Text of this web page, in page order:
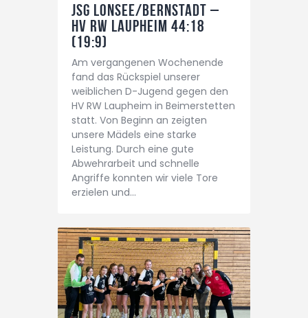
JSG Lonsee/Bernstadt –
HV RW Laupheim 44:18
(19:9)
Am vergangenen Wochenende
fand das Rückspiel unserer
weiblichen D-Jugend gegen den
HV RW Laupheim in Beimerstetten
statt. Von Beginn an zeigten
unsere Mädels eine starke
Leistung. Durch eine gute
Abwehrarbeit und schnelle
Angriffe konnten wir viele Tore
erzielen und…